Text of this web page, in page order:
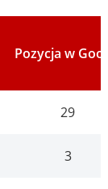
Pozycja w
29
3